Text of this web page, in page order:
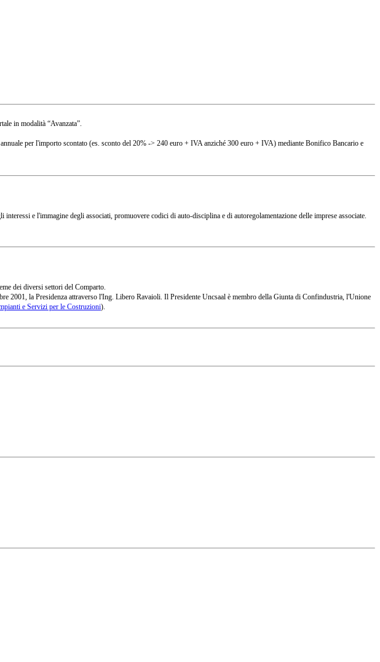
in modalità “Avanzata”.
per l'importo scontato (es. sconto del 20% -> 240 euro + IVA anziché 300 euro + IVA) mediante Bonifico Bancario e
e l'immagine degli associati, promuovere codici di auto-disciplina e di autoregolamentazione delle imprese associate.
dei diversi settori del Comparto.
2001, la Presidenza attraverso l'Ing. Libero Ravaioli. Il Presidente Uncsaal è membro della Giunta di Confindustria, l'Unione
e Servizi per le Costruzioni).